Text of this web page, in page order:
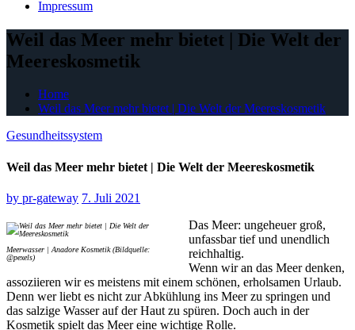
Impressum
Weil das Meer mehr bietet | Die Welt der
Meereskosmetik
Home
Weil das Meer mehr bietet | Die Welt der Meereskosmetik
Gesundheitssystem
Weil das Meer mehr bietet | Die Welt der Meereskosmetik
by pr-gateway 7. Juli 2021
Meerwasser | Anadore Kosmetik (Bildquelle:
@pexels)
Das Meer: ungeheuer groß,
unfassbar tief und unendlich
reichhaltig.
Wenn wir an das Meer denken,
assoziieren wir es meistens mit einem schönen, erholsamen Urlaub.
Denn wer liebt es nicht zur Abkühlung ins Meer zu springen und
das salzige Wasser auf der Haut zu spüren. Doch auch in der
Kosmetik spielt das Meer eine wichtige Rolle.